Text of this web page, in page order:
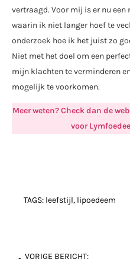
vertraagd. Voor mij is er nu
waarin ik niet langer hoef te
onderzoek hoe ik het juist zo
Niet met het doel om een
mijn klachten te verminderen
mogelijk te voorkomen.
Meer weten? Check dan de
voor
TAGS: leefstijl, lipoedeem
VORIGE BERICHT: